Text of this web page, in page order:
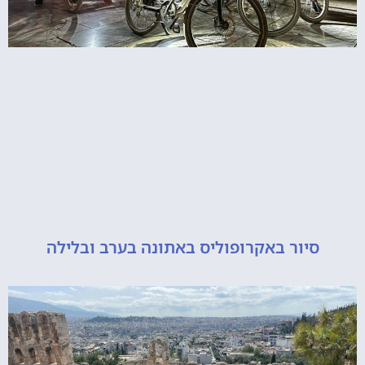
באקרופוליס באתונה בערב ובלילה